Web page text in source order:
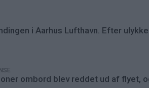
i Aarhus Lufthavn. Efter
ombord blev reddet ud af flyet,